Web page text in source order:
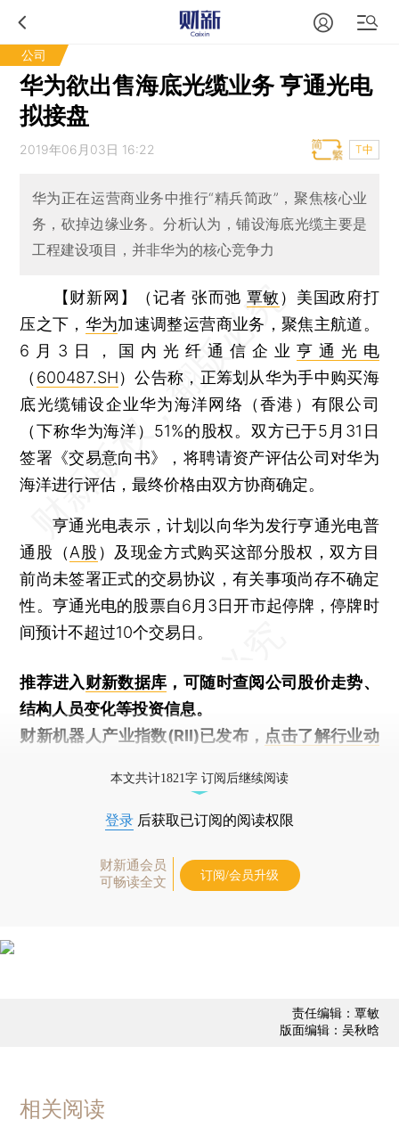
公司
华为欲出售海底光缆业务 亨通光电
拟接盘
2019年06月03日 16:22 T中
华为正在运营商业务中推行“精兵简政”，聚焦核心业
务，砍掉边缘业务。分析认为，铺设海底光缆主要是
工程建设项目，并非华为的核心竞争力
【财新网】（记者 张而弛 覃敏 ） 美国政府打
压之下， 华为加速调整运营商业务，聚焦主航道。
6月3日，国内光纤通信企业 亨通光电
（ 600487.SH）公告称，正筹划从华为手中购买海
底光缆铺设企业华为海洋网络（香港）有限公司
（下称华为海洋）51%的股权。双方已于5月31日
签署《交易意向书》，将聘请资产评估公司对华为
海洋进行评估，最终价格由双方协商确定。
亨通光电表示，计划以向华为发行亨通光电普
通股（A股 ）及现金方式购买这部分股权，双方目
前尚未签署正式的交易协议，有关事项尚存不确定
性。亨通光电的股票自6月3日开市起停牌，停牌时
间预计不超过10个交易日。
推荐进入财新数据库 ，可随时查阅公司股价走势、
结构人员变化等投资信息。
财新机器人产业指数(RII)已发布， 点击了解行业动
本文共计1821字 订阅后继续阅读
登录 后获取已订阅的阅读权限
财新通会员
可畅读全文
订阅/会员升级
责任编辑：覃敏
版面编辑：吴秋晗
相关阅读